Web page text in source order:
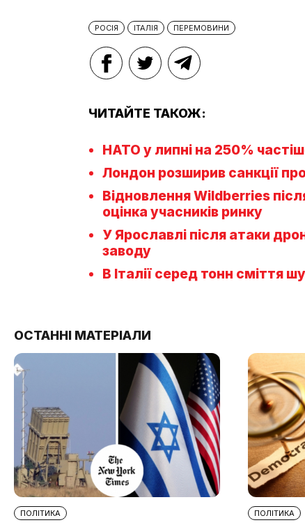
РОСІЯ ІТАЛІЯ ПЕРЕМОВИНИ
ЧИТАЙТЕ ТАКОЖ:
НАТО у липні на 250%
Лондон розширив санкції
Відновлення Wildberries
оцінка учасників ринку
У Ярославлі після атаки
заводу
В Італії серед тонн сміття
ОСТАННІ МАТЕРІАЛИ
ПОЛІТИКА ПОЛІТИКА